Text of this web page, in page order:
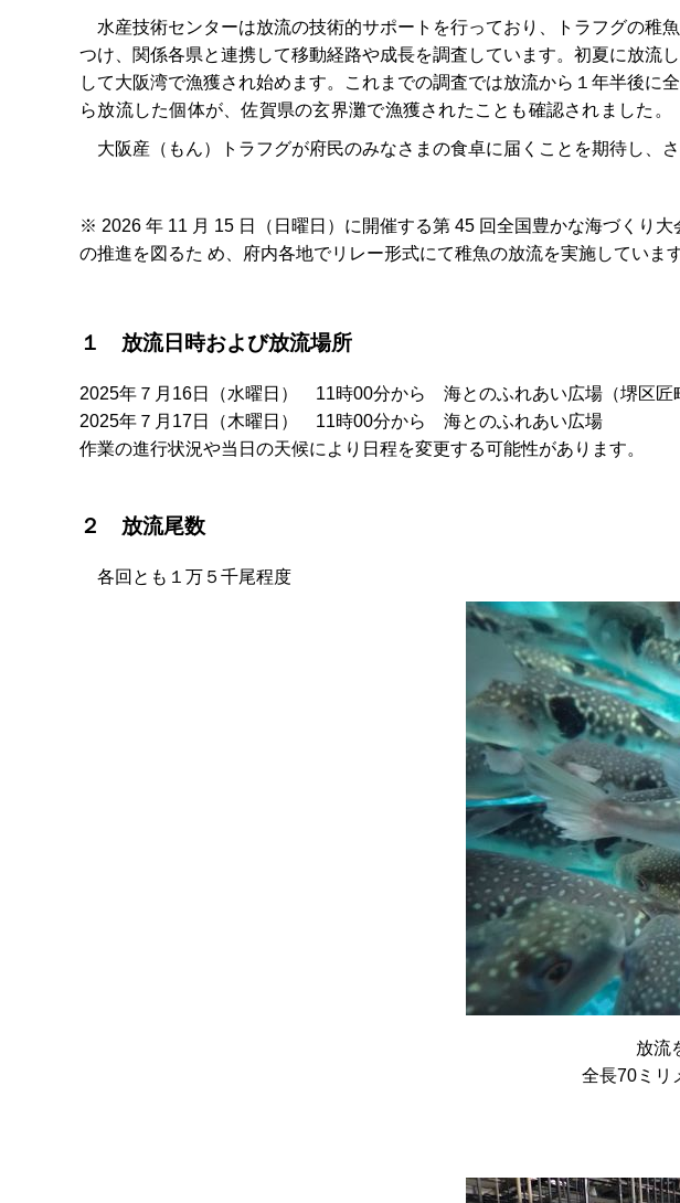
水産技術センターは放流の技術的サポートを行っており、トラフグの稚
つけ、関係各県と連携して移動経路や成長を調査しています。初夏に放流
して大阪湾で漁獲され始めます。これまでの調査では放流から１年半後に
ら放流した個体が、佐賀県の玄界灘で漁獲されたことも確認されました。
大阪産（もん）トラフグが府民のみなさまの食卓に届くことを期待し、さ
※ 2026 年 11 月 15 日（日曜日）に開催する第 45 回全国豊かな海づくり
の推進を図るた め、府内各地でリレー形式にて稚魚の放流を実施しています
１ 放流日時および放流場所
2025年７月16日（水曜日） 11時00分から 海とのふれあい広場（堺区匠
2025年７月17日（木曜日） 11時00分から 海とのふれあい広場
作業の進行状況や当日の天候により日程を変更する可能性があります。
２ 放流尾数
各回とも１万５千尾程度
放流
全長70ミリ